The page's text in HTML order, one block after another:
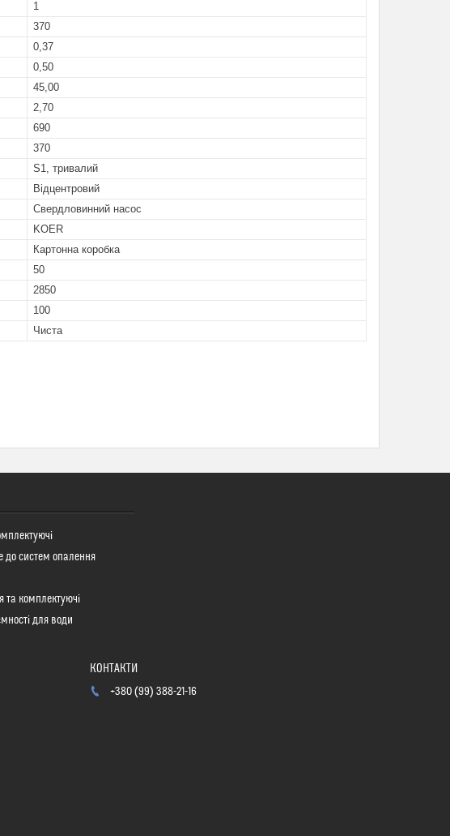
1
370
0,37
0,50
45,00
2,70
690
370
S1, тривалий
Відцентровий
Свердловинний насос
KOER
Картонна коробка
50
2850
100
Чиста
до систем опалення
та комплектуючі
для води
+380 (99) 388-21-16